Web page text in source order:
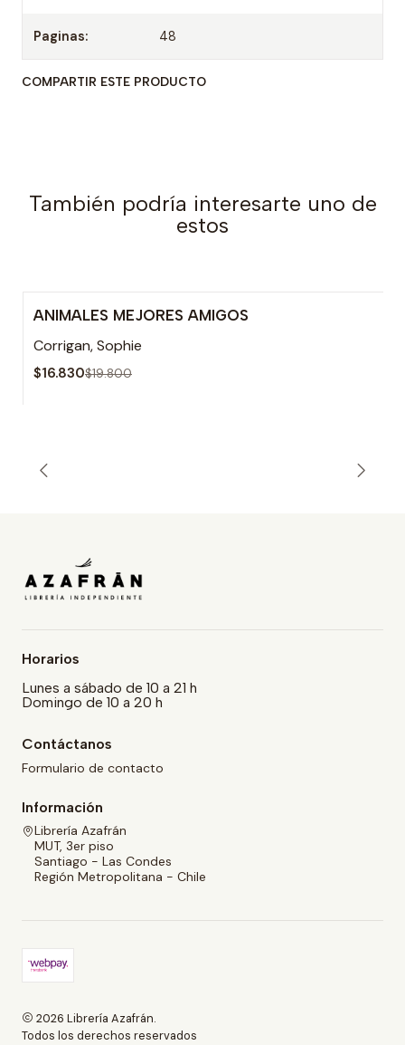
Paginas: 48
COMPARTIR ESTE PRODUCTO
También podría interesarte uno de
estos
-15% OFF
Agotado
ANIMALES MEJORES AMIGOS
Corrigan, Sophie
$16.830$19.800
Horarios
Lunes a sábado de 10 a 21 h
Domingo de 10 a 20 h
Contáctanos
Formulario de contacto
Información
Librería Azafrán
MUT, 3er piso
Santiago - Las Condes
Región Metropolitana - Chile
2026 Librería Azafrán.
Todos los derechos reservados